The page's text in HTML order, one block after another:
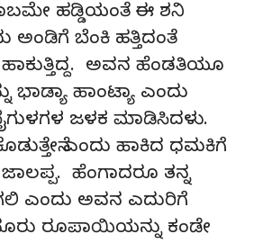
ಹಡ್ಡಿಯಂತೆ ಈ ಶನಿ
ಅಂಡಿಗೆ ಬೆಂಕಿ ಹತ್ತಿದಂತೆ
ಅವನ ಹೆಂಡತಿಯೂ
ಭಾಡ್ಯಾ ಹಾಂಟ್ಯಾ ಎಂದು
ಜಳಕ ಮಾಡಿಸಿದಳು.
ಎಂದು ಹಾಕಿದ ಧಮಕಿಗೆ
ಹೆಂಗಾದರೂ ತನ್ನ
ಎಂದು ಅವನ ಎದುರಿಗೆ
ರೂಪಾಯಿಯನ್ನು ಕಂಡೇ